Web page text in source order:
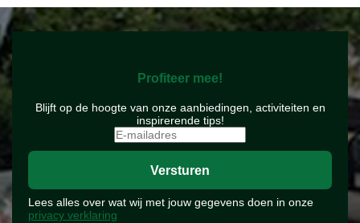
Profiteer mee!
Blijft op de hoogte van onze aanbiedingen, activiteiten en
inspirerende tips!
Lees alles over wat wij met jouw gegevens doen in onze
privacy verklaring